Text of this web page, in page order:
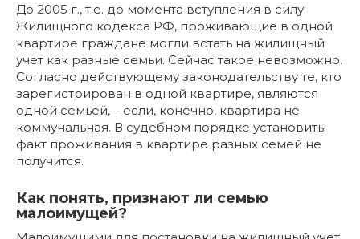
До 2005 г., т.е. до момента вступления в силу
Жилищного кодекса РФ, проживающие в одной
квартире граждане могли встать на жилищный
учет как разные семьи. Сейчас такое невозможно.
Согласно действующему законодательству те, кто
зарегистрирован в одной квартире, являются
одной семьей, – если, конечно, квартира не
коммунальная. В судебном порядке установить
факт проживания в квартире разных семей не
получится.
Как понять, признают ли семью
малоимущей?